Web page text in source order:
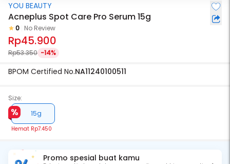
YOU BEAUTY
Acneplus Spot Care Pro Serum 15g
0 No Review
Rp45.900
Rp53.350 -14%
BPOM Certified No.NA11240100511
Size:
15g
Hemat Rp7.450
Promo spesial buat kamu